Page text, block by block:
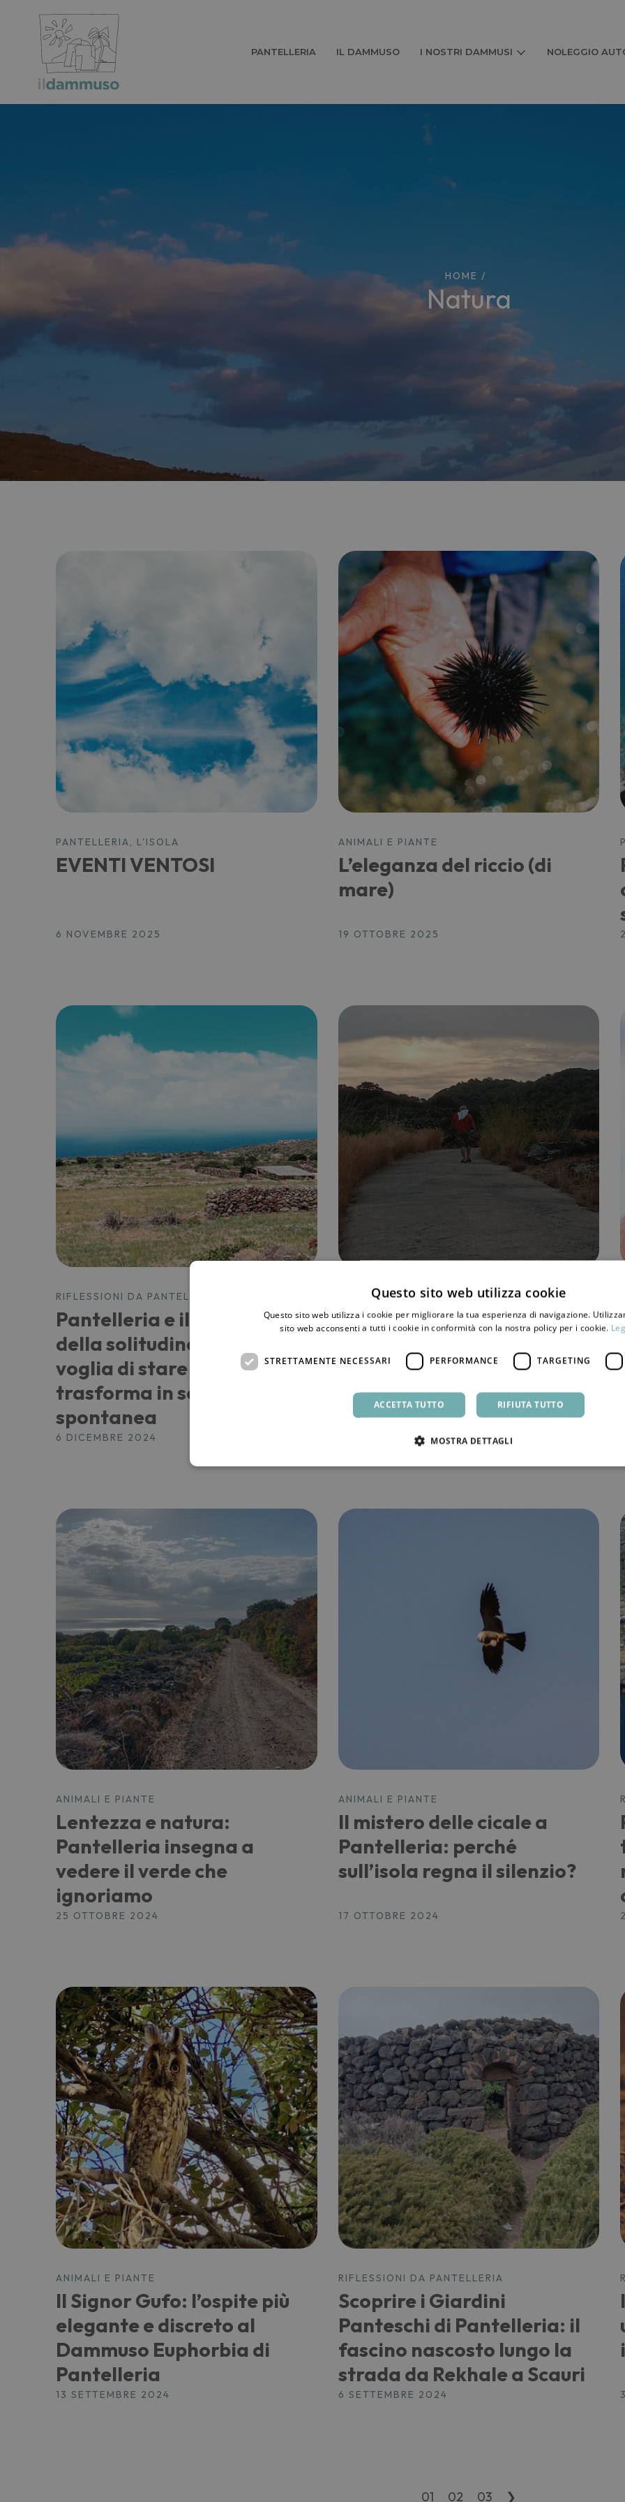
PANTELLERIA IL DAMMUSO I NOSTRI DAMMUSI NOLEGGIO
HOME /
natura
PANTELLERIA, L'ISOLA
EVENTI VENTOSI
6 NOVEMBRE 2025
ANIMALI E PIANTE
L’eleganza del riccio (di
mare)
19 OTTOBRE 2025
RIFLESSIONI DA PANTELLERIA
Pantelleria e il paradosso
della solitudine: quando la
voglia di stare soli si
trasforma in socialità
spontanea
6 DICEMBRE 2024
PANTELLERIA, L'ISOLA
Pantelleria, il fascino
magia, capricci e poesia al
tempo del maestrale
29 NOVEMBRE 2024
ANIMALI E PIANTE
Lentezza e natura:
Pantelleria insegna a
vedere il verde che
ignoriamo
25 OTTOBRE 2024
ANIMALI E PIANTE
Il mistero delle cicale a
Pantelleria: perché
sull’isola regna il silenzio?
17 OTTOBRE 2024
ANIMALI E PIANTE
Il Signor Gufo: l’ospite più
elegante e discreto al
Dammuso Euphorbia di
Pantelleria
13 SETTEMBRE 2024
RIFLESSIONI DA PANTELLERIA
Scoprire i Giardini
Panteschi di Pantelleria: il
fascino nascosto lungo la
strada da Rekhale a Scauri
6 SETTEMBRE 2024
01 02 03 ❯
Questo sito web utilizza cookie
Questo sito web utilizza i cookie per migliorare la tua esperienza di navigazione.
sito web acconsenti a tutti i cookie in conformità con la nostra policy per i cookie.
STRETTAMENTE NECESSARI PERFORMANCE TARGETING
ACCETTA TUTTO RIFIUTA TUTTO
MOSTRA DETTAGLI